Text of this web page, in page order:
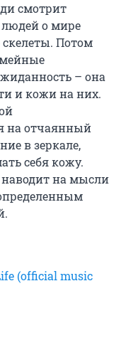
смотрит
людей о мире
Потом
– она
и кожи на них.
на отчаянный
в зеркале,
себя кожу.
на мысли
(official music